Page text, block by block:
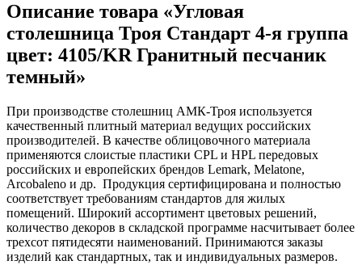
Описание товара «Угловая
столешница Троя Стандарт 4-я группа
цвет: 4105/KR Гранитный песчаник
темный»
При производстве столешниц АМК-Троя используется
качественный плитный материал ведущих российских
производителей. В качестве облицовочного материала
применяются слоистые пластики CPL и HPL передовых
российских и европейских брендов Lemark, Melatone,
Arcobaleno и др. Продукция сертифицирована и полностью
соответствует требованиям стандартов для жилых
помещений. Широкий ассортимент цветовых решений,
количество декоров в складской программе насчитывает более
трехсот пятидесяти наименований. Принимаются заказы
изделий как стандартных, так и индивидуальных размеров.